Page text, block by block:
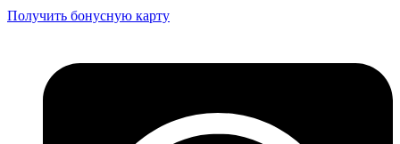
Получить бонусную карту